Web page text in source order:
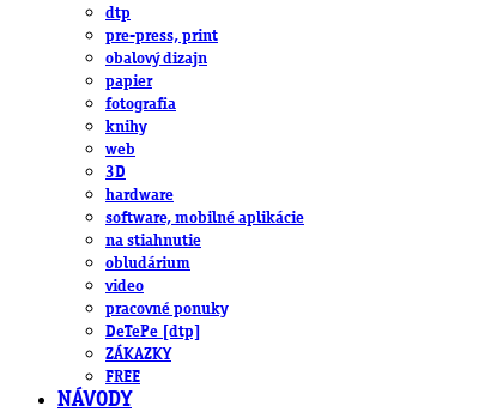
dtp
pre-press, print
obalový dizajn
papier
fotografia
knihy
web
3D
hardware
software, mobilné aplikácie
na stiahnutie
obludárium
video
pracovné ponuky
DeTePe [dtp]
ZÁKAZKY
FREE
NÁVODY